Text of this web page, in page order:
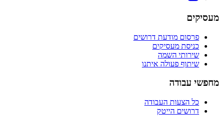
מעסיקים
פרסום מודעת דרושים
כניסת מעסיקים
שירותי השמה
שיתוף פעולה איתנו
מחפשי עבודה
כל הצעות העבודה
דרושים הייטק